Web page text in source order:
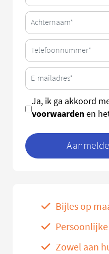
Ja, ik ga akkoord
voorwaardenen
Bijles op
Zowel aan